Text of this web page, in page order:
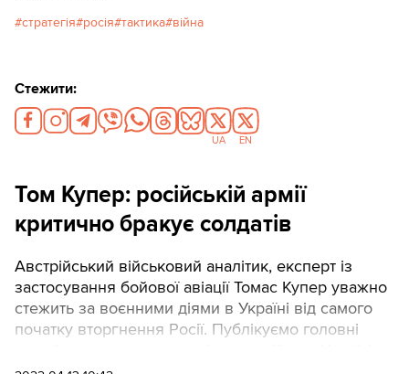
стратегія росія тактика війна
Стежити:
UA EN
Том Купер: російській армії
критично бракує солдатів
Австрійський військовий аналітик, експерт із
застосування бойової авіації Томас Купер уважно
стежить за воєнними діями в Україні від самого
початку вторгнення Росії. Публікуємо головні